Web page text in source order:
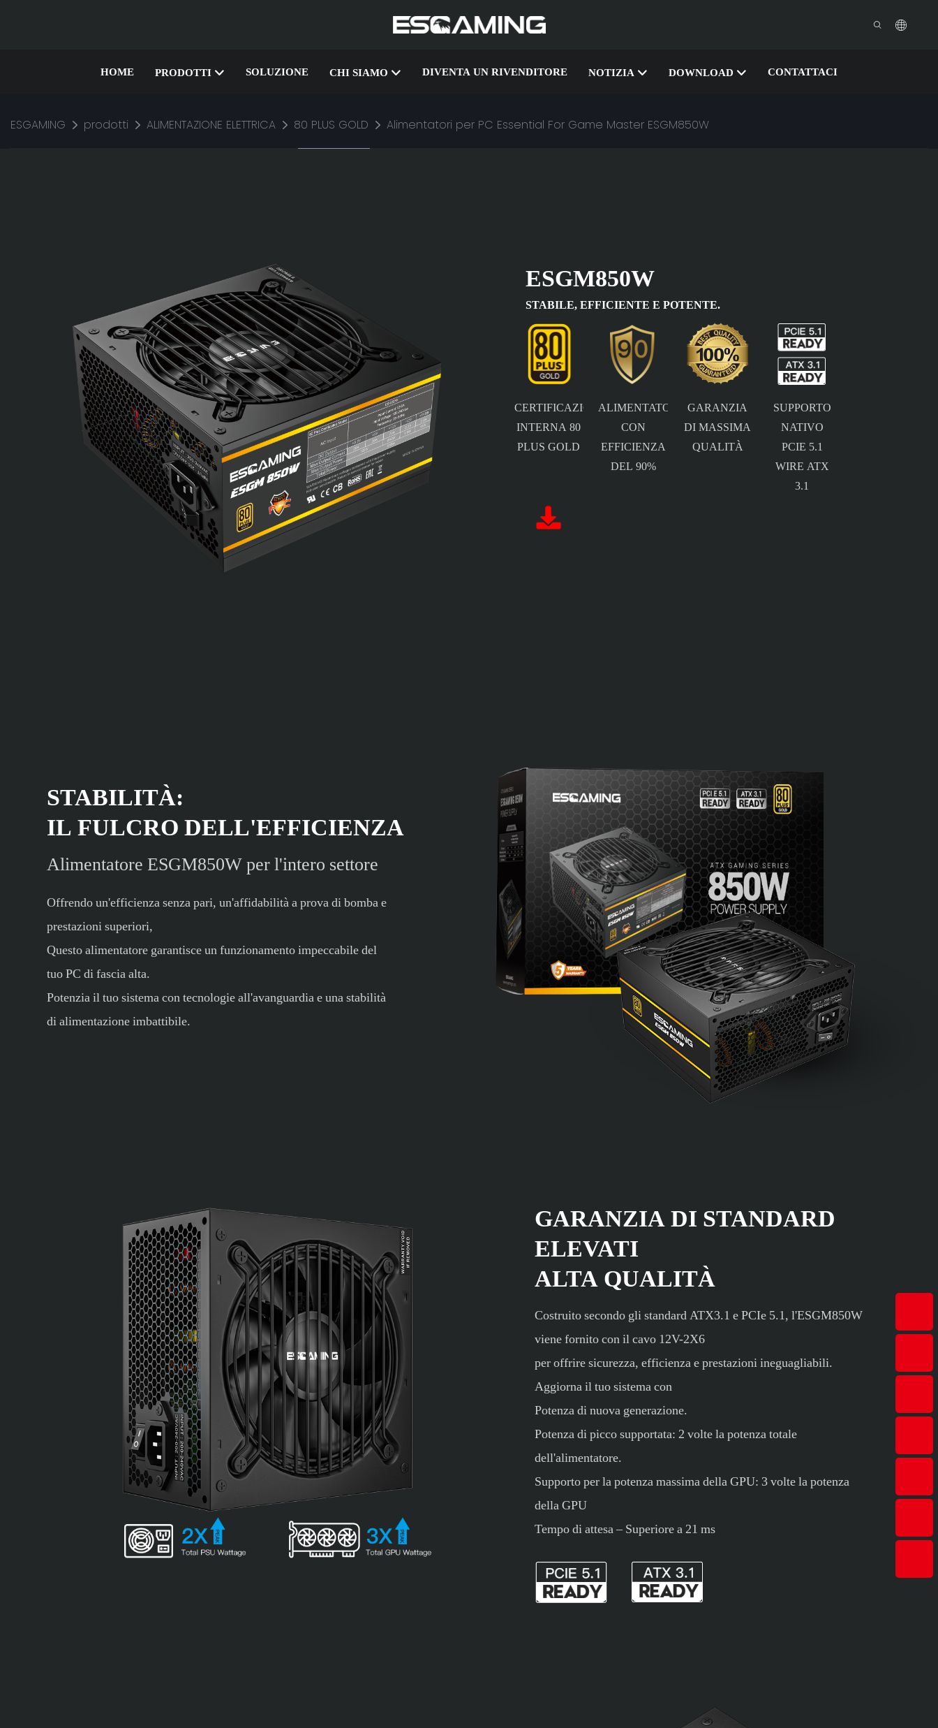
HOME PRODOTTI SOLUZIONE CHI SIAMO DIVENTA UN RIVENDITORE NOTIZIA DOWNLOAD CONTATTACI
ESGAMING prodotti ALIMENTAZIONE ELETTRICA 80 PLUS GOLD Alimentatori per PC Essential For Game Master ESGM850W
ESGM850W
STABILE, EFFICIENTE E POTENTE.
CERTIFICAZIONE
INTERNA 80
PLUS GOLD
ALIMENTATORE
CON
EFFICIENZA
DEL 90%
GARANZIA
DI MASSIMA
QUALITÀ
SUPPORTO
NATIVO
PCIE 5.1
WIRE ATX
3.1
STABILITÀ:
IL FULCRO DELL'EFFICIENZA
Alimentatore ESGM850W per l'intero settore
Offrendo un'efficienza senza pari, un'affidabilità a prova di bomba e
prestazioni superiori,
Questo alimentatore garantisce un funzionamento impeccabile del
tuo PC di fascia alta.
Potenzia il tuo sistema con tecnologie all'avanguardia e una stabilità
di alimentazione imbattibile.
GARANZIA DI STANDARD
ELEVATI
ALTA QUALITÀ
Costruito secondo gli standard ATX3.1 e PCIe 5.1, l'ESGM850W
viene fornito con il cavo 12V-2X6
per offrire sicurezza, efficienza e prestazioni ineguagliabili.
Aggiorna il tuo sistema con
Potenza di nuova generazione.
Potenza di picco supportata: 2 volte la potenza totale
dell'alimentatore.
Supporto per la potenza massima della GPU: 3 volte la potenza
della GPU
Tempo di attesa – Superiore a 21 ms